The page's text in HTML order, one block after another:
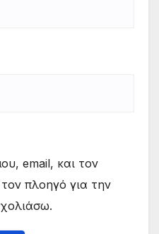
email, και τον
πλοηγό για την